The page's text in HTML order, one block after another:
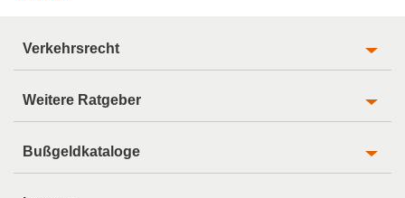
Verkehrsrecht
Weitere Ratgeber
Bußgeldkataloge